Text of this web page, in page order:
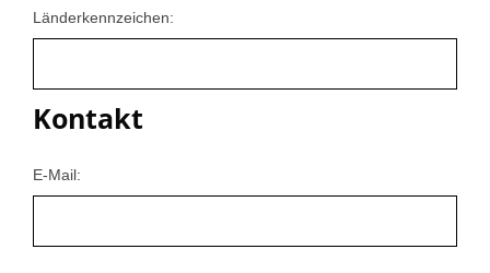
Länderkennzeichen:
Kontakt
E-Mail: